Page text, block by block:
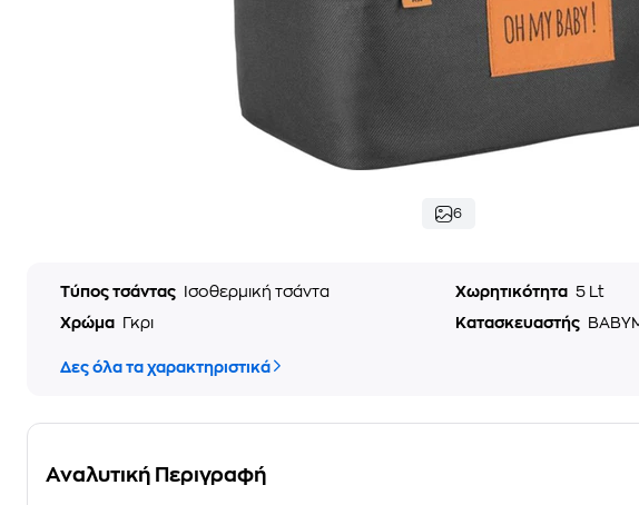
6
Τύπος τσάντας Ισοθερμική τσάντα Χωρητικότητα 5 Lt
Χρώμα
Γκρι Κατασκευαστής
Δες όλα τα χαρακτηριστικά
Αναλυτική Περιγραφή